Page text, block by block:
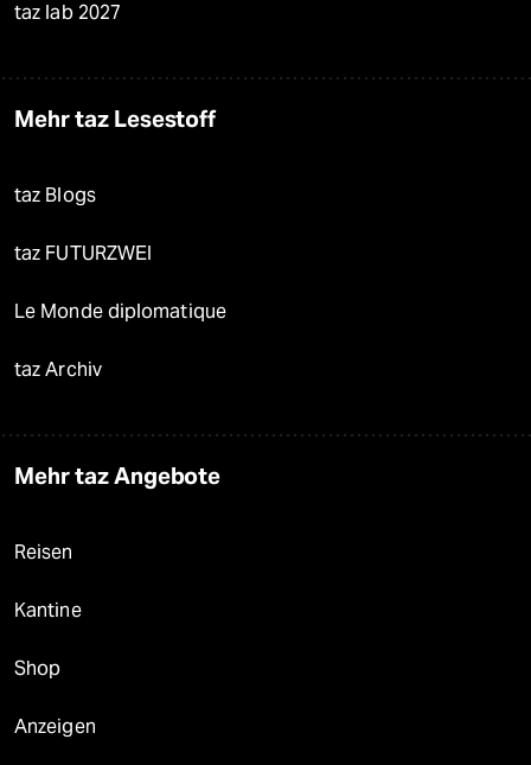
taz lab 2027
Mehr taz Lesestoff
taz Blogs
taz FUTURZWEI
Le Monde diplomatique
taz Archiv
Mehr taz Angebote
Reisen
Kantine
Shop
Anzeigen